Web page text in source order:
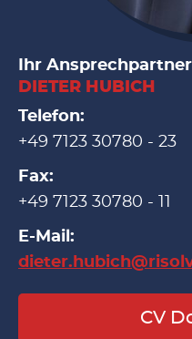
Ihr
DIETER HUBICH
Telefon:
+49 7123 30780 - 23
Fax:
+49 7123 30780 - 11
E-Mail:
CV